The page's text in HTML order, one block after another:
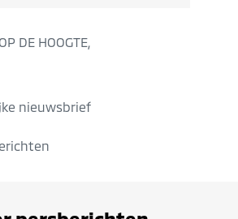
DE HOOGTE,
nieuwsbrief